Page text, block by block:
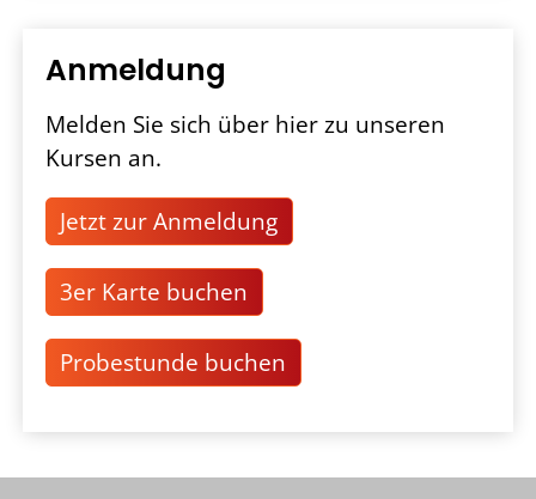
Anmeldung
Melden Sie sich über hier zu unseren
Kursen an.
Jetzt zur Anmeldung
3er Karte buchen
Probestunde buchen